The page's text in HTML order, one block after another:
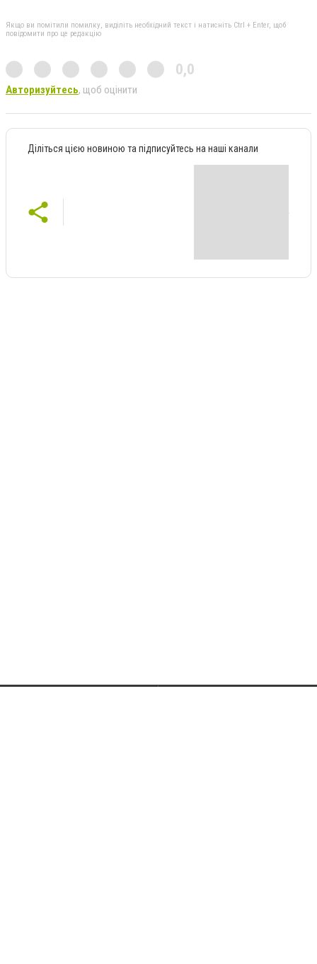
Якщо ви помітили помилку, виділіть необхідний текст і натисніть Ctrl + Enter, щоб
повідомити про це редакцію
0,0
Авторизуйтесь, щоб оцінити
Діліться цією новиною та підписуйтесь на наші канали